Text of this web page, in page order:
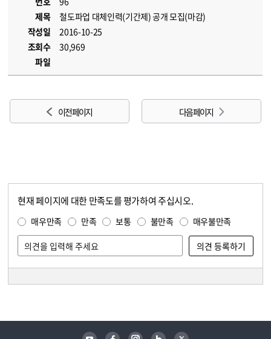
제목
철도파업 대체인력(기간제) 공개 모집(마감)
작성일
2016-10-25
조회수
30,969
파일
이전 페이지 다음 페이지
현재 페이지에 대한 만족도를 평가하여 주십시오.
매우만족 만족 보통 불만족 매우불만족
유튜브 페이스북 인스타그램 블로그 트위터